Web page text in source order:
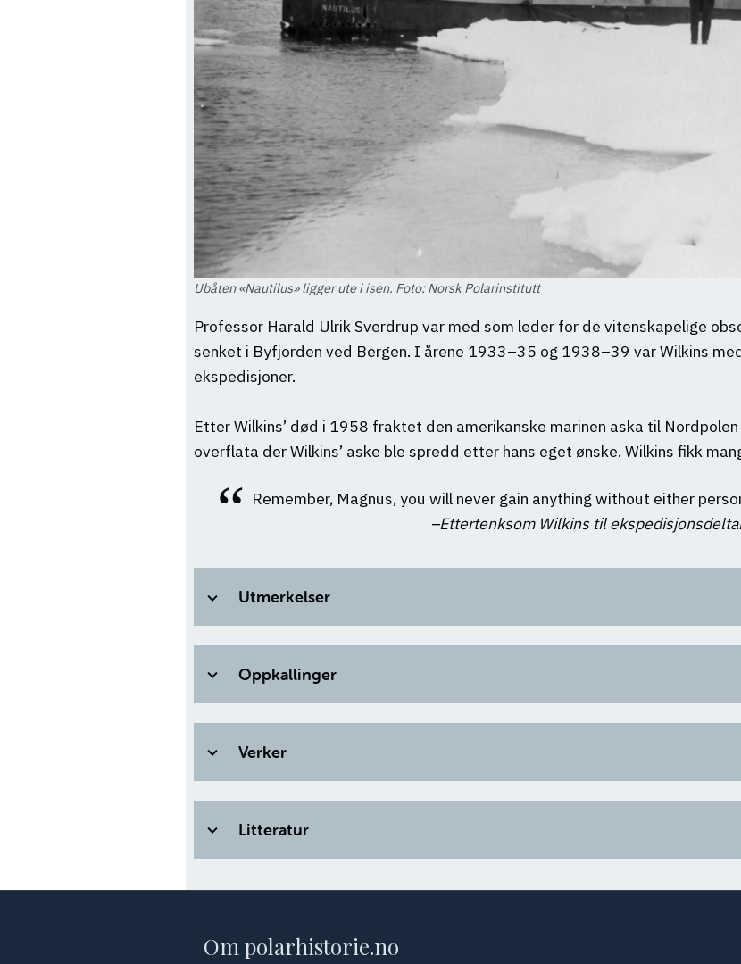
Ubåten «Nautilus» ligger ute i isen. Foto: Norsk Polarinstitutt
Professor Harald Ulrik Sverdrup var med som leder for de vitenskapelige
senket i Byfjorden ved Bergen. I årene 1933–35 og 1938–39 var Wilkins
ekspedisjoner.
Etter Wilkins’ død i 1958 fraktet den amerikanske marinen aska til
overflata der Wilkins’ aske ble spredd etter hans eget ønske. Wilkins fikk
Remember, Magnus, you will never gain anything without either
Ettertenksom Wilkins til
Utmerkelser
Oppkallinger
Verker
Litteratur
Om polarhistorie.no